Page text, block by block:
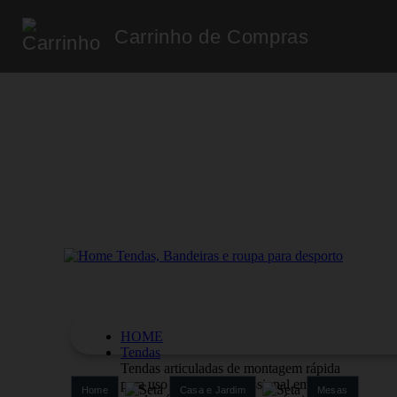
Carrinho de Compras
HOME
Tendas
Tendas articuladas de montagem rápida
para uso pessoal e profissional em aço
Home Casa e Jardim Mesas